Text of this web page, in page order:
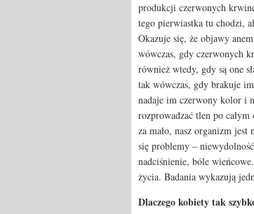
produkcji czerwonych
tego pierwiastka tu chodzi,
Okazuje się, że objawy
wówczas, gdy czerwonych
również wtedy, gdy są one
tak wówczas, gdy brakuje
nadaje im czerwony kolor i
rozprowadzać tlen po
za mało, nasz organizm
się problemy –
nadciśnienie, bóle
życia. Badania wykazują
Dlaczego kobiety tak